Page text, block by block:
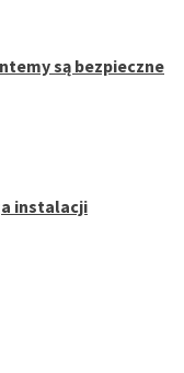
są bezpieczne
instalacji